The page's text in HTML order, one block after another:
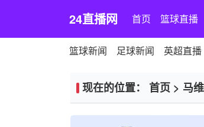
24直播网 首页 篮球直播
篮球新闻 足球新闻 英超直播
现在的位置： 首页 > 马